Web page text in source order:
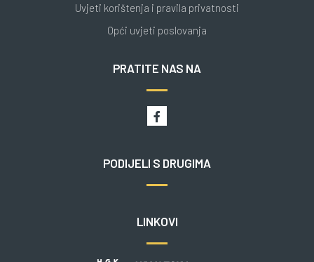
Uvjeti korištenja i pravila privatnosti
Opći uvjeti poslovanja
PRATITE NAS NA
PODIJELI S DRUGIMA
LINKOVI